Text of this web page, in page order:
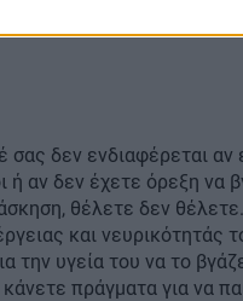
σας δεν ενδιαφέρεται αν
ή αν δεν έχετε όρεξη να
θέλετε δεν
και νευρικότητάς
την υγεία του να το
κάνετε πράγματα για να